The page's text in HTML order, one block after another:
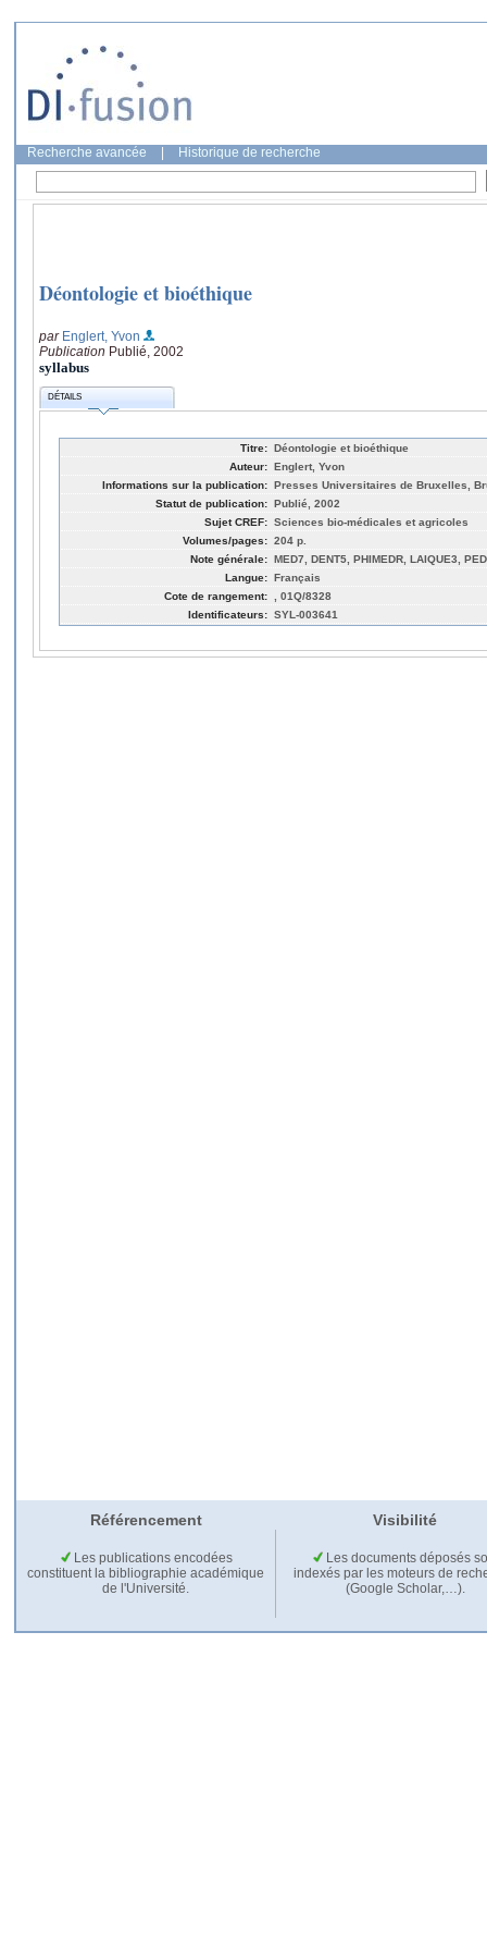
Recherche avancée Historique de recherche
Déontologie et bioéthique
par Englert, Yvon
Publication Publié, 2002
syllabus
DÉTAILS
Titre: Déontologie et bioéthique
Auteur: Englert, Yvon
Informations sur la publication: Presses Universitaires de Bruxelles,
Statut de publication: Publié, 2002
Sujet CREF: Sciences bio-médicales et agricoles
Volumes/pages: 204 p.
Note générale: MED7, DENT5, PHIMEDR, LAIQUE3,
Langue: Français
Cote de rangement:
, 01Q/8328
Identificateurs: SYL-003641
Référencement Visibilité
Les publications encodées
constituent la bibliographie académique
de l'Université.
Les documents déposés
indexés par les moteurs de
(Google Scholar,…).